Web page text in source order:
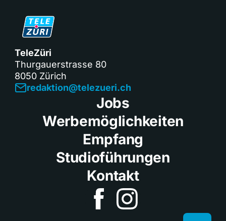
TeleZüri
Thurgauerstrasse 80
8050 Zürich
redaktion@telezueri.ch
Jobs
Werbemöglichkeiten
Empfang
Studioführungen
Kontakt